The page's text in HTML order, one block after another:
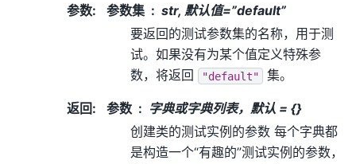
参数: 参数集
str, 默认值=”default”
要返回的测试参数集的名称，用于测
试。如果没有为某个值定义特殊参
数，将返回
"default" 集。
返回: 参数
字典或字典列表，默认 = {}
创建类的测试实例的参数 每个字典都
是构造一个“有趣的”测试实例的参数，